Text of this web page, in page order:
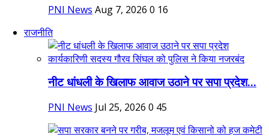
PNI News Aug 7, 2026 0 16
राजनीति
नीट धांधली के खिलाफ आवाज उठाने पर सपा प्रदेश...
PNI News Jul 25, 2026 0 45